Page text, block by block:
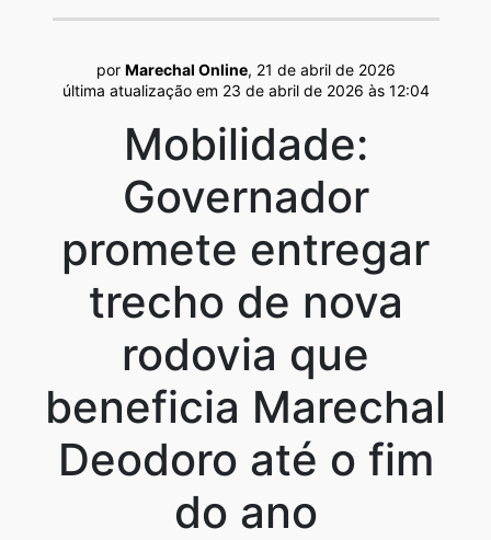
por Marechal Online, 21 de abril de 2026
última atualização em 23 de abril de 2026 às 12:04
Mobilidade:
Governador
promete entregar
trecho de nova
rodovia que
beneficia Marechal
Deodoro até o fim
do ano